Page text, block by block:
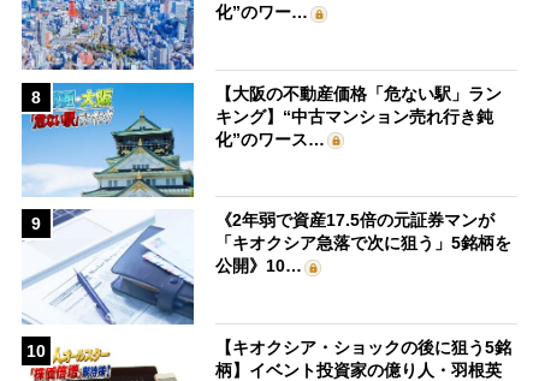
化”のワー…
8
【大阪の不動産価格「危ない駅」ラン
キング】“中古マンション売れ行き鈍
化”のワース…
9
《2年弱で資産17.5倍の元証券マンが
「キオクシア急落で次に狙う」5銘柄を
公開》10…
10
【キオクシア・ショックの後に狙う5銘
柄】イベント投資家の億り人・羽根英